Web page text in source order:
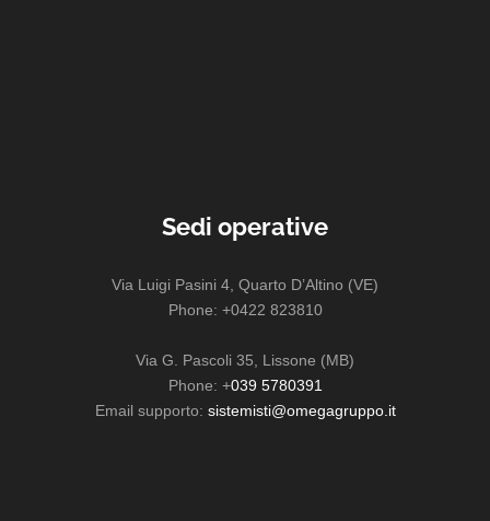
Sedi operative
Via Luigi Pasini 4, Quarto D’Altino (VE)
Phone: +0422 823810
Via G. Pascoli 35, Lissone (MB)
Phone: +039 5780391
Email supporto: sistemisti@omegagruppo.it